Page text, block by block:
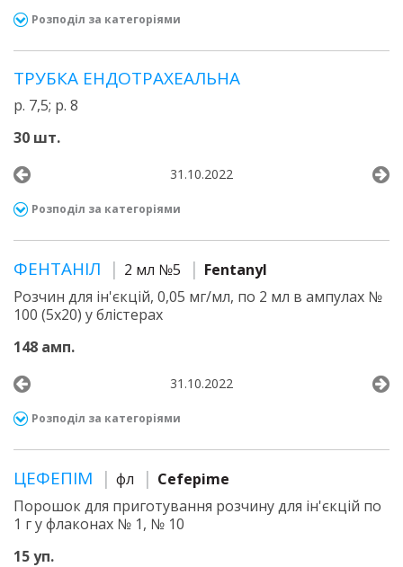
Розподіл за категоріями
ТРУБКА ЕНДОТРАХЕАЛЬНА
р. 7,5; р. 8
30 шт.
31.10.2022
Розподіл за категоріями
ФЕНТАНІЛ 2 мл №5
Fentanyl
Розчин для ін'єкцій, 0,05 мг/мл, по 2 мл в ампулах №
100 (5х20) у блістерах
148 амп.
31.10.2022
Розподіл за категоріями
ЦЕФЕПІМ фл
Cefepime
Порошок для приготування розчину для ін'єкцій по
1 г у флаконах № 1, № 10
15 уп.